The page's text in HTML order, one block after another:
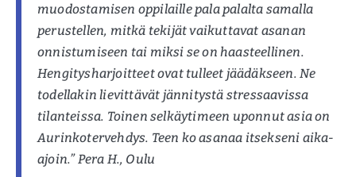
muodostamisen oppilaille pala palalta samalla
perustellen, mitkä tekijät vaikuttavat asanan
onnistumiseen tai miksi se on haasteellinen.
Hengitysharjoitteet ovat tulleet jäädäkseen. Ne
todellakin lievittävät jännitystä stressaavissa
tilanteissa. Toinen selkäytimeen uponnut asia on
Aurinkotervehdys. Teen ko asanaa itsekseni aika-
ajoin.” Pera H., Oulu